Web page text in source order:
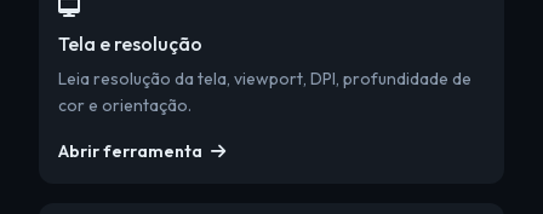
Tela e resolução
Leia resolução da tela, viewport, DPI, profundidade de
cor e orientação.
Abrir ferramenta